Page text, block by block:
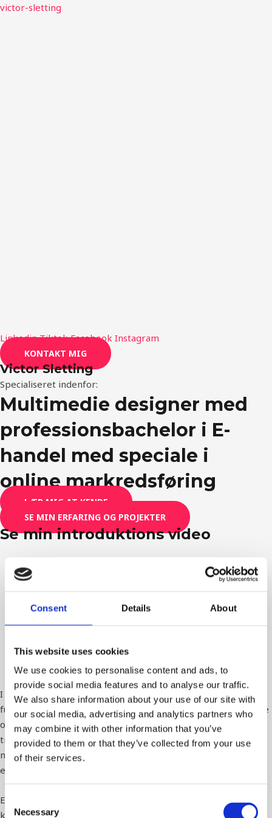
Consent Details About
This website uses cookies
We use cookies to personalise content and ads, to
provide social media features and to analyse our traffic.
We also share information about your use of our site with
our social media, advertising and analytics partners who
may combine it with other information that you’ve
provided to them or that they’ve collected from your use
of their services.
Consent
Selection
Necessary
Gå
victor-sletting
Linkedin Tiktok Facebook Instagram
KONTAKT MIG
Victor Sletting
Specialiseret indenfor:
Multimedie designer med
professionsbachelor i E-
handel med speciale i
online markredsføring
LÆR MIG AT KENDE
SE MIN ERFARING OG PROJEKTER
Se min introduktions video
I 2024 arbejdede jeg som Trade Marketing Specialist (intern,
fuldtid) hos Bilka Marketing, hvor jeg var med til at planlægge
og koordinere kampagner på tværs af Bilkas digitale og
trykte medier. Jeg havde ansvar for at opsætte og optimere
nyhedsmails, så de ramte den rette målgruppe og skabte
engagement.
En del af mine opgaver omfattede også booking og
koordinering af TV- og radioreklamer samt udvikling og